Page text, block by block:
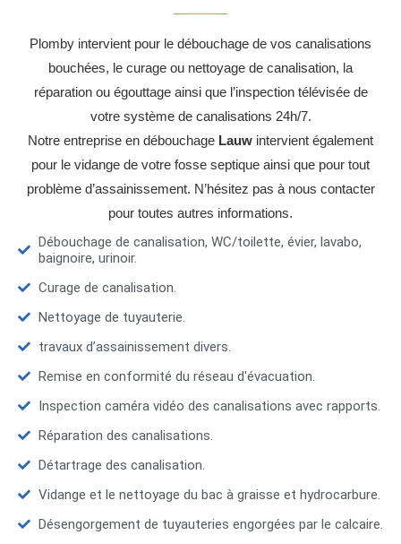
Plomby intervient pour le débouchage de vos canalisations
bouchées, le curage ou nettoyage de canalisation, la
réparation ou égouttage ainsi que l’inspection télévisée de
votre système de canalisations 24h/7.
Notre entreprise en débouchage Lauw intervient également
pour le vidange de votre fosse septique ainsi que pour tout
problème d’assainissement. N’hésitez pas à nous contacter
pour toutes autres informations.
Débouchage de canalisation, WC/toilette, évier, lavabo,
baignoire, urinoir.
Curage de canalisation.
Nettoyage de tuyauterie.
travaux d’assainissement divers.
Remise en conformité du réseau d'évacuation.
Inspection caméra vidéo des canalisations avec rapports.
Réparation des canalisations.
Détartrage des canalisation.
Vidange et le nettoyage du bac à graisse et hydrocarbure.
Désengorgement de tuyauteries engorgées par le calcaire.